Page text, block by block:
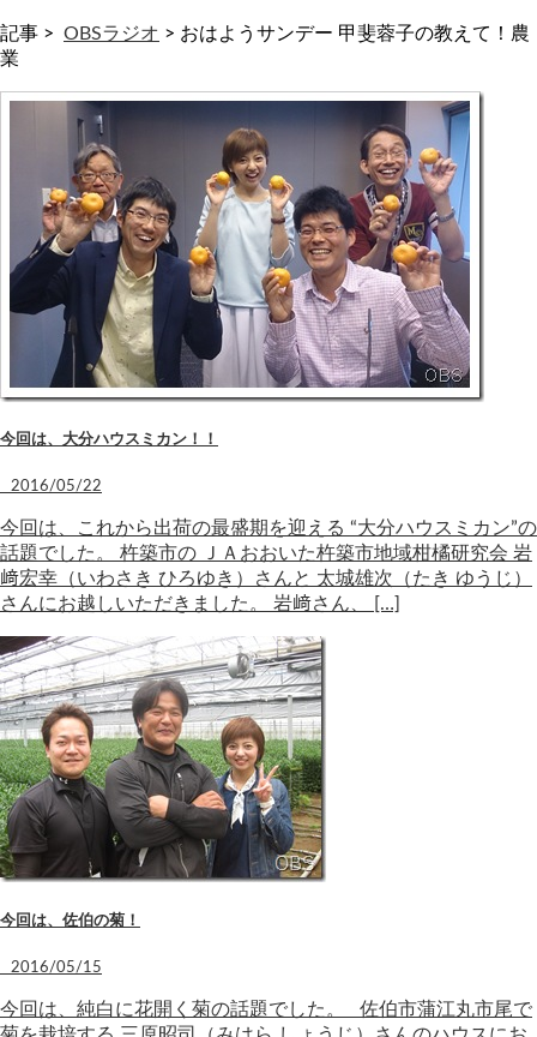
記事 > OBSラジオ > おはようサンデー 甲斐蓉子の教えて！農
業
今回は、大分ハウスミカン！！
2016/05/22
今回は、これから出荷の最盛期を迎える “大分ハウスミカン”の
話題でした。 杵築市の ＪＡおおいた杵築市地域柑橘研究会 岩
﨑宏幸（いわさき ひろゆき）さんと 太城雄次（たき ゆうじ）
さんにお越しいただきました。 岩﨑さん、 […]
今回は、佐伯の菊！
2016/05/15
今回は、純白に花開く菊の話題でした。 佐伯市蒲江丸市尾で